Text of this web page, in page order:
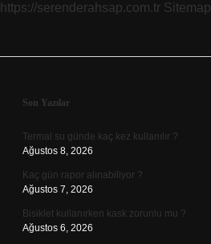
https://serenderahsap.com.tr Sitemap
Sidebar
Son Yazılar
Termal su günde kaç kez kullanılır ?
Ağustos 8, 2026
Kaç gün rapor alınabiliyor ?
Ağustos 7, 2026
Bisiklet kullanırken kask zorunlu mu ?
Ağustos 6, 2026